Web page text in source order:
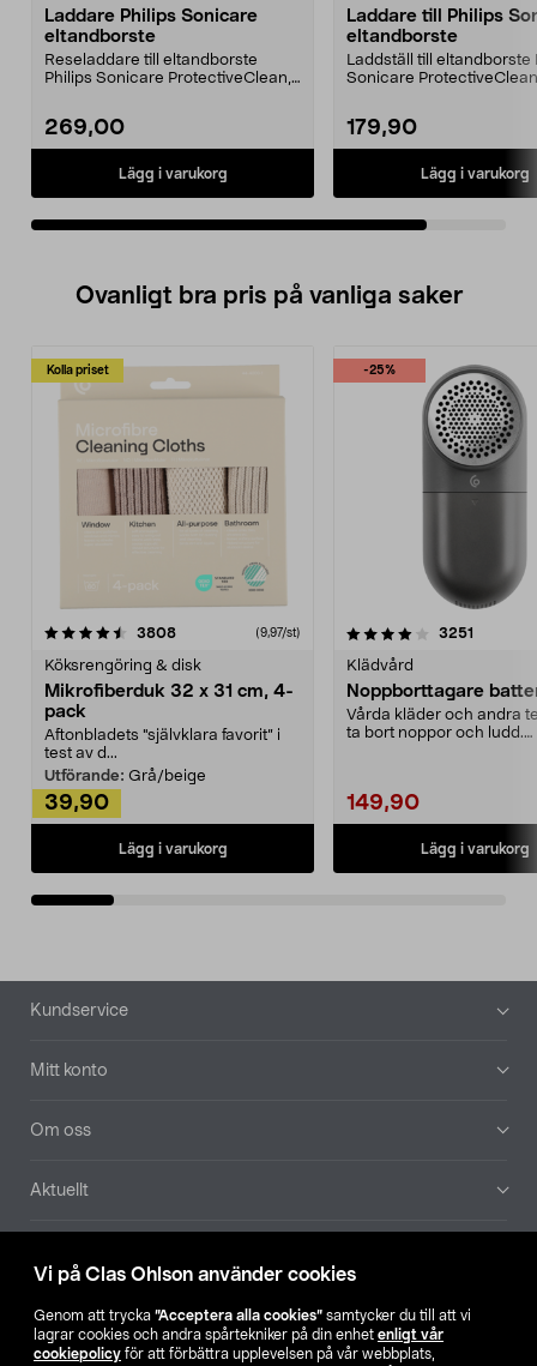
Vi på Clas Ohlson använder cookies
Genom att trycka ”Acceptera alla cookies” samtycker du till att vi
lagrar cookies och andra spårtekniker på din enhet enligt vår
cookiepolicy för att förbättra upplevelsen på vår webbplats,
Laddare Philips Sonicare
eltandborste
Reseladdare till eltandborste
Philips Sonicare ProtectiveClean,
269,00
Lägg i varukorg
Laddare till Philips
eltandborste
Laddställ till eltandborste
Sonicare
179,90
Lägg i varukorg
Ovanligt bra pris på vanliga saker
Kolla priset
3808recensioner (9,97/st)
Köksrengöring & disk
Mikrofiberduk 32 x 31 cm, 4-
pack
Aftonbladets "självklara favorit” i
test av d...
Utförande: Grå/beige
39,90
Lägg i varukorg
-25%
4.0av 5 stjärnor 3251
Klädvård
Noppborttagare
Vårda kläder och andra
ta bort noppor och ludd.
149,90
Lägg i varukorg
4.5av 5 stjärnor
Sidfot
Kundservice
Mitt konto
Om oss
Aktuellt
Hitta butik